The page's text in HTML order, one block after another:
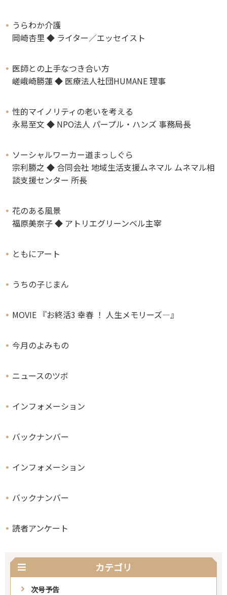
うらわか介護
岡崎杏里 ◆ ライター／エッセイスト
医師との上手なつき合い方
嵯峨崎勝蓮 ◆ 医療法人社団HUMANE 理事
性的マイノリティの老いを考える
永易至文 ◆ NPO法人 パープル・ハンズ 事務局長
ソーシャルワーカー道まっしぐら
宗利勝之 ◆ 合同会社 地域生活支援ムネマル ムネマル相
談支援センター 所長
花のある風景
福原美奈子 ◆ アトリエグリーンベル主宰
ともにアート
うちの子じまん
MOVIE 『お終活3 幸春 ！ 人生メモリーズ―』
今月のよみもの
ニュースのツボ
インフォメーション
バックナンバー
インフォメーション
バックナンバー
読者アンケート
カテゴリ
次号予告